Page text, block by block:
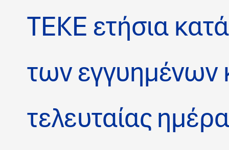
ΤΕΚΕ ετήσια
των εγγυημένων
τελευταίας